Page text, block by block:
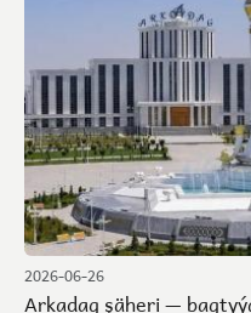
2026-06-26